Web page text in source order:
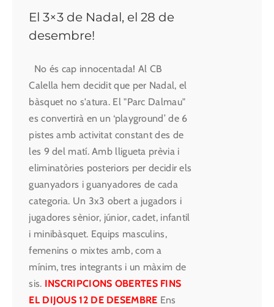
El 3×3 de Nadal, el 28 de
desembre!
No és cap innocentada! Al CB
Calella hem decidit que per Nadal, el
bàsquet no s'atura. El "Parc Dalmau"
es convertirà en un ‘playground’ de 6
pistes amb activitat constant des de
les 9 del matí. Amb lligueta prèvia i
eliminatòries posteriors per decidir els
guanyadors i guanyadores de cada
categoria. Un 3x3 obert a jugadors i
jugadores sènior, júnior, cadet, infantil
i minibàsquet. Equips masculins,
femenins o mixtes amb, com a
mínim, tres integrants i un màxim de
sis. INSCRIPCIONS OBERTES FINS
EL DIJOUS 12 DE DESEMBRE Ens